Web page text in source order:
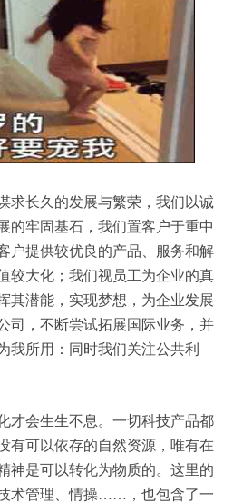
求长久的发展与繁荣，我们以诚
的牢固基石，我们置客户于重中
户提供较优良的产品、服务和解
较大化；我们视员工为企业的真
其潜能，实现梦想，为企业发展
司，不断尝试拓展国际业务，并
我所用：同时我们关注公共利
才会生生不息。一切科技产品都
有可以依存的自然资源，唯有在
神是可以转化为物质的。这里的
术管理、情操……，也包含了一